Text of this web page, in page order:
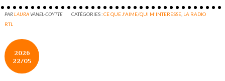
PARLAURAVANEL-COYTTE CATÉGORIES :CE QUE J'AIME/QUI M'INTERESSE LA RADIO
RTL
2026
22/05